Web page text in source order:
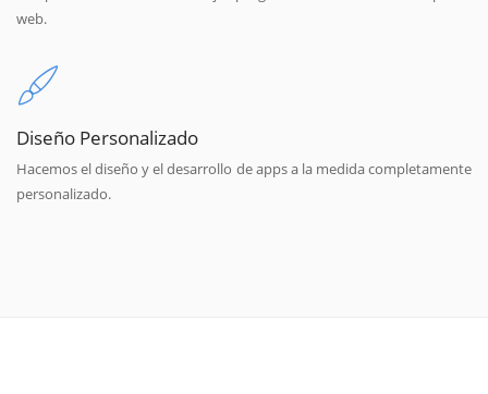
web.
Diseño Personalizado
Hacemos el diseño y el desarrollo de apps a la medida completamente
personalizado.